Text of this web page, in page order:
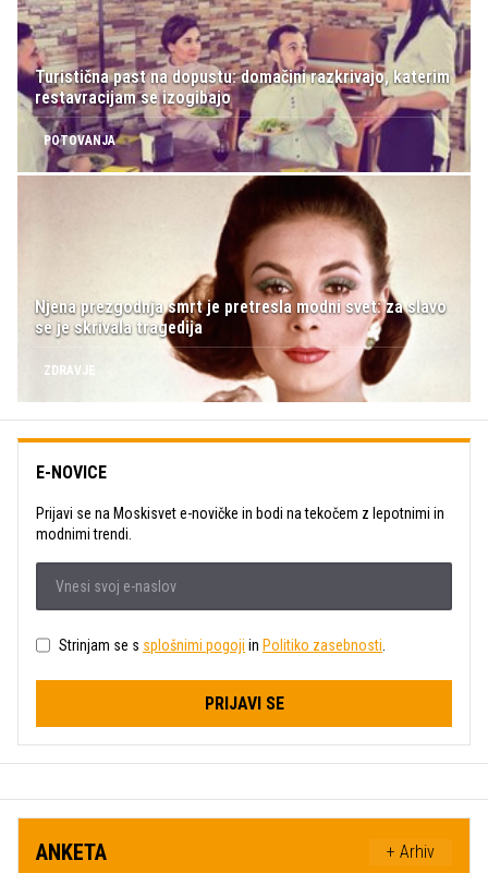
Turistična past na dopustu: domačini razkrivajo, katerim
restavracijam se izogibajo
POTOVANJA
Njena prezgodnja smrt je pretresla modni svet: za slavo
se je skrivala tragedija
ZDRAVJE
E-NOVICE
Prijavi se na Moskisvet e-novičke in bodi na tekočem z lepotnimi in
modnimi trendi.
Strinjam se s splošnimi pogoji in Politiko zasebnosti
PRIJAVI SE
ANKETA + Arhiv